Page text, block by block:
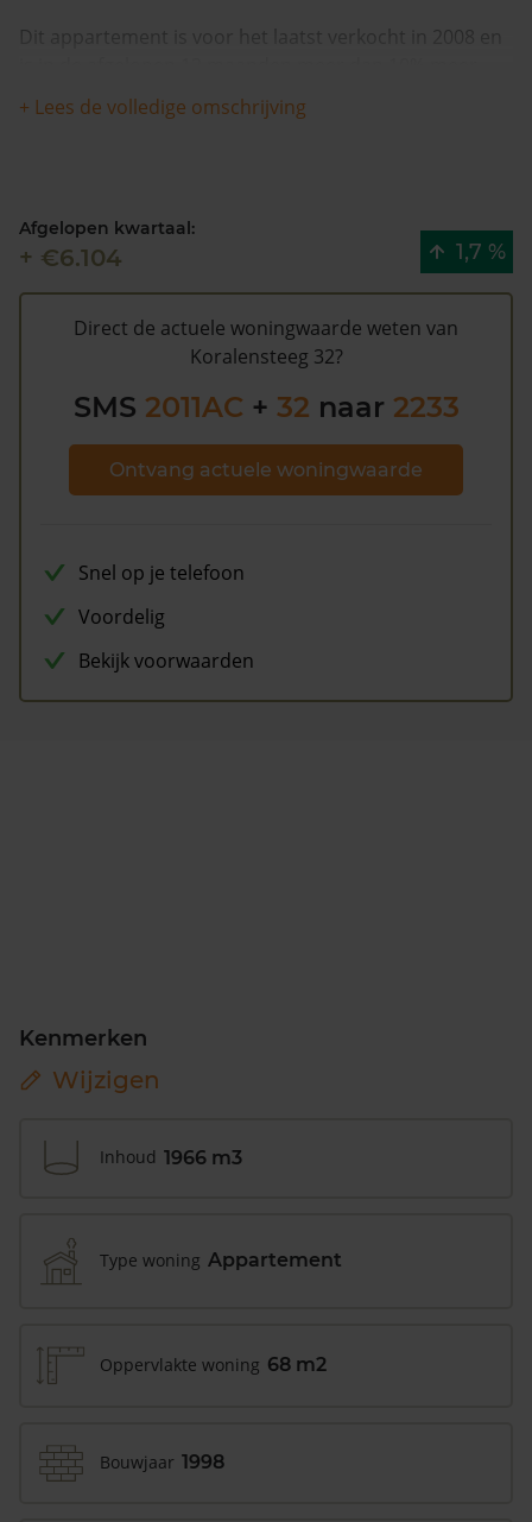
Dit appartement is voor het laatst verkocht in 2008 en
waard geworden. De woning is 2 keer verkocht na
1993.
Kadasterdata is de kans laag dat deze waarde te hoog
is en dat er bespaard zou kunnen worden op de
gemeentelijke belastingen. Met hetgratis WOZ alarm
bent u elk jaar op de hoogte van uw laatste WOZ
waarde en kansen op besparing. Schrijf u
+ Lees de volledige omschrijving
Afgelopen kwartaal:
+ €6.104 1,7 %
Direct de actuele woningwaarde weten van
Koralensteeg 32?
SMS 2011AC + 32 naar 2233
Ontvang actuele woningwaarde
Snel op je telefoon
Voordelig
Bekijk voorwaarden
Kenmerken
Wijzigen
Inhoud 1966 m3
Type woning Appartement
Oppervlakte woning 68 m2
Bouwjaar 1998